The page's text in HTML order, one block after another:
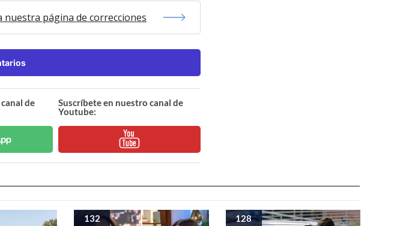
nuestra página de correcciones
de
Suscríbete en nuestro canal de
Youtube:
132 128